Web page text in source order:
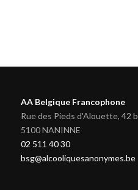
AA Belgique Francophone
Rue des Pieds d'Alouette, 42 b
5100 NANINNE
02 511 40 30
bsg@alcooliquesanonymes.be